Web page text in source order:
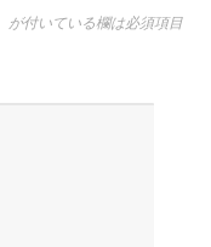
が付いている欄は必須項目